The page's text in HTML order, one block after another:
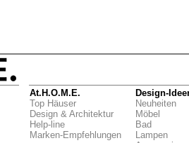
At.H.O.M.E.
Top Häuser
Design & Architektur
Help-line
Marken-Empfehlungen
Design-
Neuheiten
Möbel
Bad
Lampen